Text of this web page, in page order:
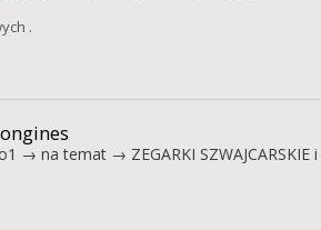
.
→ na temat → ZEGARKI SZWAJCARSKIE